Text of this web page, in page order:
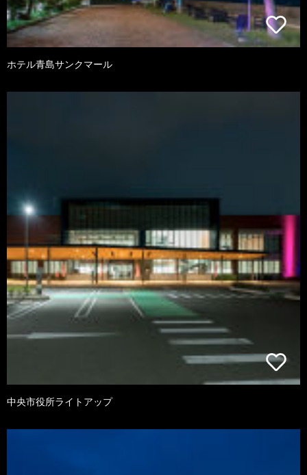
ホテル青島サンクマール
中央市役所ライトアップ